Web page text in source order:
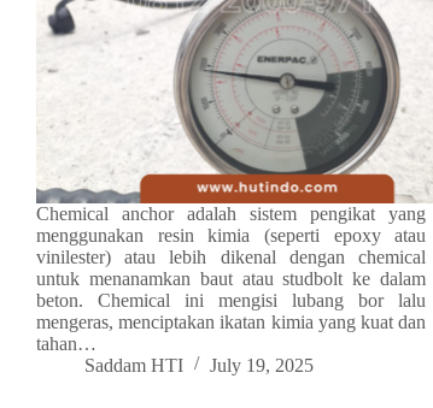
Chemical anchor adalah sistem pengikat yang
menggunakan resin kimia (seperti epoxy atau
vinilester) atau lebih dikenal dengan chemical
untuk menanamkan baut atau studbolt ke dalam
beton. Chemical ini mengisi lubang bor lalu
mengeras, menciptakan ikatan kimia yang kuat dan
tahan…
Saddam HTI
July 19, 2025